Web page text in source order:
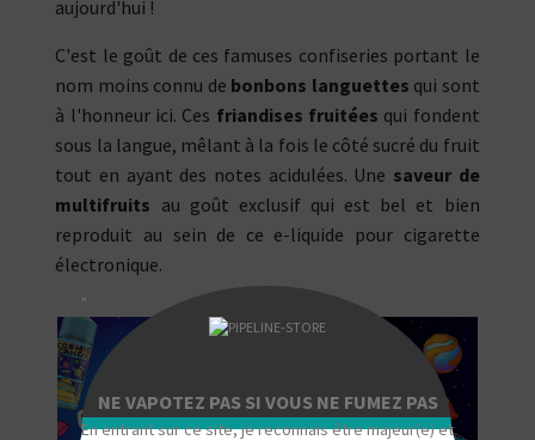
aujourd'hui !
C'est le goût de ces famuses confiseries portant le
nom moins connu de bonbons languettes qui sont
à l'honneur ici. Ces friandises fruitées qui fondent
sous la langue, mêlant à la fois le côté sucré du fruit
tout en ayant des notes acidulées. Une saveur de
multifruits au goût exclusif qui est bel et bien
reproduit au sein de ce e-liquide pour cigarette
électronique.
"
NE VAPOTEZ PAS SI VOUS NE FUMEZ PAS
En entrant sur ce site, je reconnais être majeur(e) et